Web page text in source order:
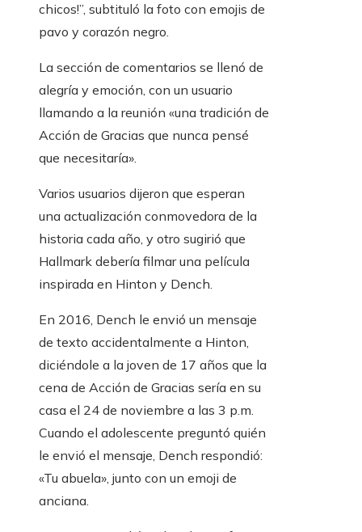
chicos!”, subtituló la foto con emojis de
pavo y corazón negro.
La sección de comentarios se llenó de
alegría y emoción, con un usuario
llamando a la reunión «una tradición de
Acción de Gracias que nunca pensé
que necesitaría».
Varios usuarios dijeron que esperan
una actualización conmovedora de la
historia cada año, y otro sugirió que
Hallmark debería filmar una película
inspirada en Hinton y Dench.
En 2016, Dench le envió un mensaje
de texto accidentalmente a Hinton,
diciéndole a la joven de 17 años que la
cena de Acción de Gracias sería en su
casa el 24 de noviembre a las 3 p.m.
Cuando el adolescente preguntó quién
le envió el mensaje, Dench respondió:
«Tu abuela», junto con un emoji de
anciana.